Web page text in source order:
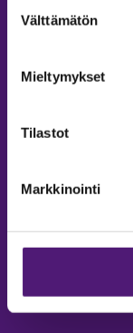
valinta
Välttämätön
Mieltymykset
Tilastot
Markkinointi